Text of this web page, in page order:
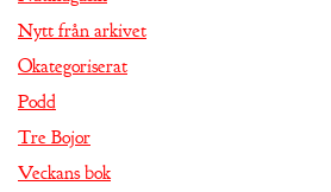
Nytt från arkivet
Okategoriserat
Podd
Tre Bojor
Veckans bok